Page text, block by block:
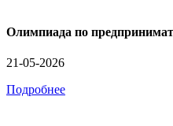
Олимпиада по
21-05-2026
Подробнее